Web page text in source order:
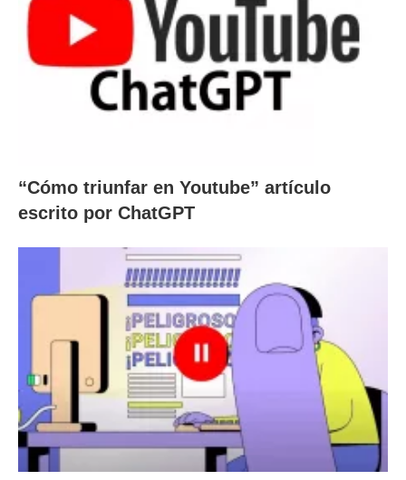
“Cómo triunfar en Youtube” artículo
escrito por ChatGPT